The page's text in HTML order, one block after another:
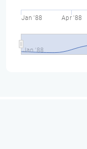
Jan '88 Apr '88
Jan '88